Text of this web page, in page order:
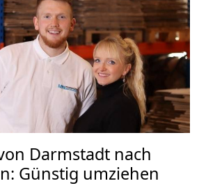
Darmstadt nach
Günstig umziehen